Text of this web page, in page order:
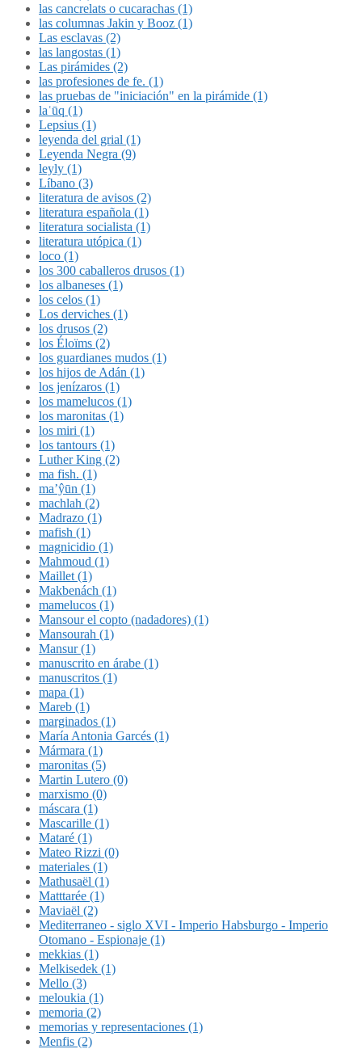
las cancrelats o cucarachas (1)
las columnas Jakin y Booz (1)
Las esclavas (2)
las langostas (1)
Las pirámides (2)
las profesiones de fe. (1)
las pruebas de "iniciación" en la pirámide (1)
laʿūq (1)
Lepsius (1)
leyenda del grial (1)
Leyenda Negra (9)
leyly (1)
Líbano (3)
literatura de avisos (2)
literatura española (1)
literatura socialista (1)
literatura utópica (1)
loco (1)
los 300 caballeros drusos (1)
los albaneses (1)
los celos (1)
Los derviches (1)
los drusos (2)
los Éloïms (2)
los guardianes mudos (1)
los hijos de Adán (1)
los jenízaros (1)
los mamelucos (1)
los maronitas (1)
los miri (1)
los tantours (1)
Luther King (2)
ma fish. (1)
ma’ŷūn (1)
machlah (2)
Madrazo (1)
mafish (1)
magnicidio (1)
Mahmoud (1)
Maillet (1)
Makbenách (1)
mamelucos (1)
Mansour el copto (nadadores) (1)
Mansourah (1)
Mansur (1)
manuscrito en árabe (1)
manuscritos (1)
mapa (1)
Mareb (1)
marginados (1)
María Antonia Garcés (1)
Mármara (1)
maronitas (5)
Martin Lutero (0)
marxismo (0)
máscara (1)
Mascarille (1)
Mataré (1)
Mateo Rizzi (0)
materiales (1)
Mathusaël (1)
Matttarée (1)
Maviaël (2)
Mediterraneo - siglo XVI - Imperio Habsburgo - Imperio
Otomano - Espionaje (1)
mekkias (1)
Melkisedek (1)
Mello (3)
meloukia (1)
memoria (2)
memorias y representaciones (1)
Menfis (2)